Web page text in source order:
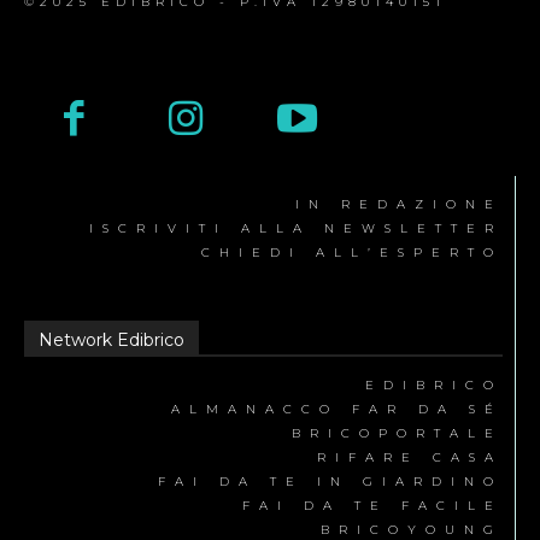
IN REDAZIONE
ISCRIVITI ALLA NEWSLETTER
CHIEDI ALL’ESPERTO
Network Edibrico
EDIBRICO
ALMANACCO FAR DA SÉ
BRICOPORTALE
RIFARE CASA
FAI DA TE IN GIARDINO
FAI DA TE FACILE
BRICOYOUNG